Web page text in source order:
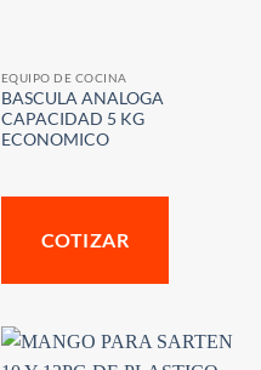
EQUIPO DE COCINA
BASCULA ANALOGA
CAPACIDAD 5 KG
ECONOMICO
COTIZAR